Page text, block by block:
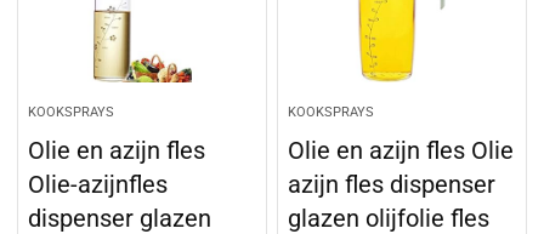
KOOKSPRAYS
Olie en azijn fles
Olie-azijnfles
dispenser glazen
KOOKSPRAYS
Olie en azijn fles Olie
azijn fles dispenser
glazen olijfolie fles